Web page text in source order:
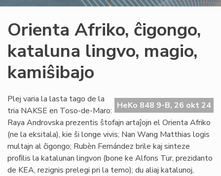
Orienta Afriko, ĉigongo,
kataluna lingvo, magio,
kamiŝibajo
HeKo 848 9-B, 26 okt 24
Plej varia la lasta tago de la
tria NAKSE en Toso-de-Maro:
Raya Androvska prezentis ŝtofajn artaĵojn el Orienta Afriko
(ne la eksitala), kie ŝi longe vivis; Nan Wang Matthias logis
multajn al ĉigongo; Rubèn Fernández brile kaj sinteze
proﬁlis la katalunan lingvon (bone ke Alfons Tur, prezidanto
de KEA, rezignis prelegi pri la temo); du aliaj katalunoj,